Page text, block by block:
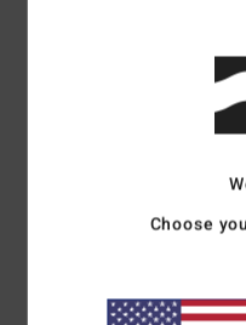
3
Il 100% dei nostri
Troppo piccoloTroppo grande
Choose